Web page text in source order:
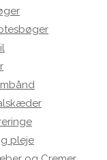
pleje